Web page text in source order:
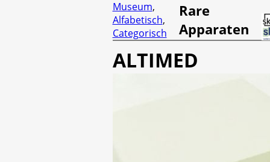
Museum,
Alfabetisch,
Categorisch
Rare
Apparaten
ALTIMED